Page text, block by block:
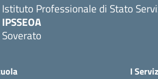
Istituto Professionale di Stato
IPSSEOA
Soverato
I